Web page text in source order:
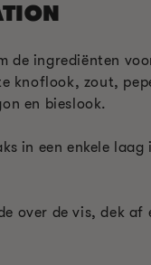
de ingrediënten
knoflook, zout,
en bieslook.
in een enkele laag
over de vis, dek af